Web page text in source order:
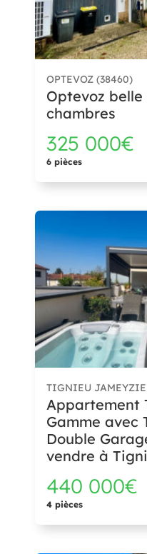
OPTEVOZ (38460)
Optevoz belle
chambres
325 000€
6 pièces
TIGNIEU
Appartement
Gamme avec
Double
vendre à
440 000€
4 pièces